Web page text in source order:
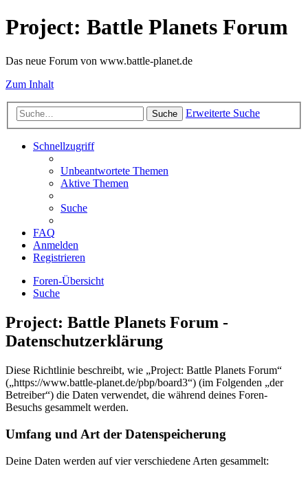
Project: Battle Planets Forum
Das neue Forum von www.battle-planet.de
Zum Inhalt
Suche Erweiterte Suche
Schnellzugriff
Unbeantwortete Themen
Aktive Themen
Suche
FAQ
Anmelden
Registrieren
Foren-Übersicht
Suche
Project: Battle Planets Forum -
Datenschutzerklärung
Diese Richtlinie beschreibt, wie „Project: Battle Planets Forum“
(„https://www.battle-planet.de/pbp/board3“) (im Folgenden „der
Betreiber“) die Daten verwendet, die während deines Foren-
Besuchs gesammelt werden.
Umfang und Art der Datenspeicherung
Deine Daten werden auf vier verschiedene Arten gesammelt: